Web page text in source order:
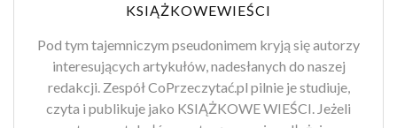
KSIĄŻKOWEWIEŚCI
Pod tym tajemniczym pseudonimem kryją się autorzy
interesujących artykułów, nadesłanych do naszej
redakcji. Zespół CoPrzeczytać.pl pilnie je studiuje,
czyta i publikuje jako KSIĄŻKOWE WIEŚCI. Jeżeli